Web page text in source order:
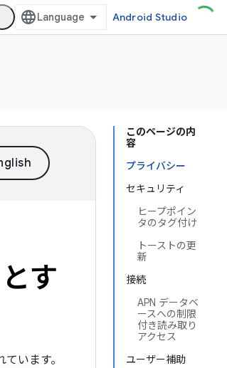
Android Studio
このページの内
容
プライバシー
セキュリティ
ヒープポイン
タのタグ付け
トーストの更
新
接続
APN データベ
ースへの制限
付き読み取り
アクセス
ユーザー補助
す
います。